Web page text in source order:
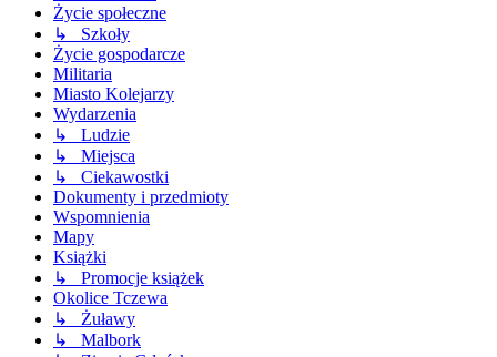
Życie społeczne
↳ Szkoły
Życie gospodarcze
Militaria
Miasto Kolejarzy
Wydarzenia
↳ Ludzie
↳ Miejsca
↳ Ciekawostki
Dokumenty i przedmioty
Wspomnienia
Mapy
Książki
↳ Promocje książek
Okolice Tczewa
↳ Żuławy
↳ Malbork